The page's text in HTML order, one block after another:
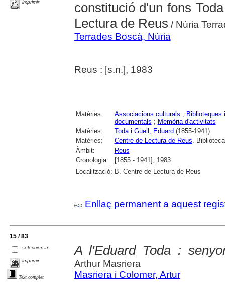
imprimir
constitució d'un fons
Lectura de Reus / Núria
Terrades Boscà, Núria
Reus : [s.n.], 1983
Matèries: Associacions culturals ; Biblioteques
documentals ; Memòria d'activitats
Matèries:
Toda i Güell, Eduard(1855-1941)
Matèries:
Centre de Lectura de Reus . Biblioteca
Àmbit:
Reus
Cronologia:
[1855 - 1941]; 1983
Localització: B. Centre de Lectura de Reus
Enllaç permanent a aquest
15 / 83
seleccionar
imprimir
Text complet
A l'Eduard Toda :
Arthur Masriera
Masriera i Colomer, Artur